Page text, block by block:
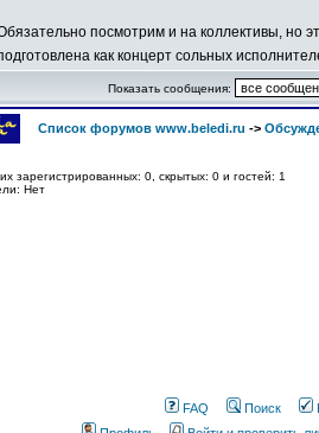
посмотрим и на коллективы, но
как концерт сольных
Показать сообщения:
Список форумов www.beledi.ru ->
зарегистрированных: 0, скрытых: 0 и гостей: 1
Нет
FAQ Поиск